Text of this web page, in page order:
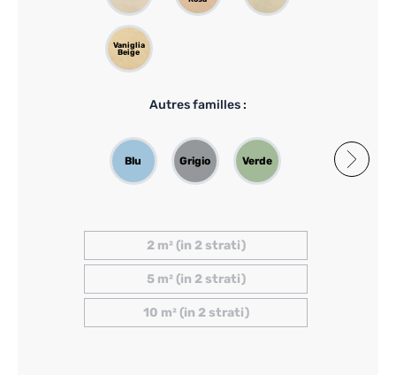
2 m² (in 2 strati)
5 m² (in 2 strati)
10 m² (in 2 strati)
Vaniglia
Beige
Autres familles :
Blu Grigio Verde Rosso